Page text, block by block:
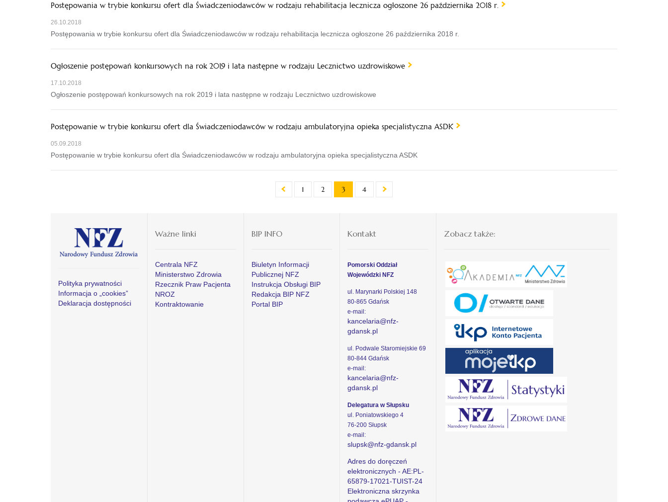
Postępowania w trybie konkursu ofert dla Świadczeniodawców w rodzaju rehabilitacja lecznicza ogłoszone 26 października 2018 r.
26.10.2018
Postępowania w trybie konkursu ofert dla Świadczeniodawców w rodzaju rehabilitacja lecznicza ogłoszone 26 października 2018 r.
Ogłoszenie postępowań konkursowych na rok 2019 i lata następne w rodzaju Lecznictwo uzdrowiskowe
17.10.2018
Ogłoszenie postępowań konkursowych na rok 2019 i lata następne w rodzaju Lecznictwo uzdrowiskowe
Postępowanie w trybie konkursu ofert dla Świadczeniodawców w rodzaju ambulatoryjna opieka specjalistyczna ASDK
05.09.2018
Postępowanie w trybie konkursu ofert dla Świadczeniodawców w rodzaju ambulatoryjna opieka specjalistyczna ASDK
1 2 3 4
Polityka prywatności
Informacja o „cookies”
Deklaracja dostępności
Ważne linki
Centrala NFZ
Ministerstwo Zdrowia
Rzecznik Praw Pacjenta
NROZ
Kontraktowanie
BIP INFO
Biuletyn Informacji
Publicznej NFZ
Instrukcja Obsługi BIP
Redakcja BIP NFZ
Portal BIP
Kontakt
Pomorski Oddział
Wojewódzki NFZ
ul. Marynarki Polskiej 148
80-865 Gdańsk
e-mail:
kancelaria@nfz-
gdansk.pl
ul. Podwale Staromiejskie 69
80-844 Gdańsk
e-mail:
kancelaria@nfz-
gdansk.pl
Delegatura w Słupsku
ul. Poniatowskiego 4
76-200 Słupsk
e-mail:
slupsk@nfz-gdansk.pl
Adres do doręczeń
elektronicznych - AE:PL-
65879-17021-TUIST-24
Elektroniczna skrzynka
Zobacz także: